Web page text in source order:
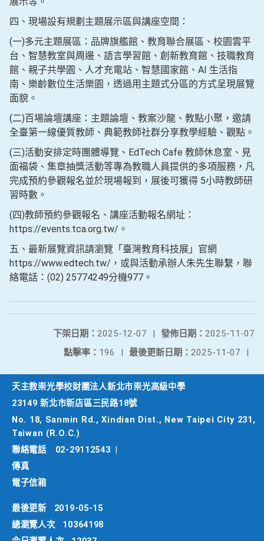
四、現場設有規劃主題展示區與講座空間：
(一)多元主題展區：品牌旗艦館、教育聯合展區、校園雲平
台、智慧教室與周邊、語言學習館、創新教育館、技職教育
館、親子共學園、人才充電站、智慧國家館、AI 生活指
南、樂齡數位生活樂園，透過用主題式分區的方式呈現展覽
面貌。
(二)百場論壇講座：主題論壇、教案沙龍、教點小聚，邀請
全臺第一線優質教師、典範教師社群分享教學經驗、觀點。
(三)活動安排定時團體導覽、EdTech Cafe 教師休息室、見
面福袋、集章抽獎活動等專為教職人員提供的多項服務，凡
完成預約參觀報名並於現場報到，展後可獲得 5小時教師研
習時數。
(四)教師預約參觀報名、講座活動報名網址：
https://events.tca.org.tw/。
五、最新展覽資訊請瀏覽「臺灣教育科技展」官網
https://www.edtech.tw/，或與活動承辦人朱先生聯繫，聯
絡電話：(02) 25774249分機977。
發佈日期： 2025-11-07
下架日期： 2025-12-07
|
最後更新日期： 2025-11-07 |
點擊率： 196 |
天主教崇光學校財團法人新北市崇光高級中學
23149 新北市新店區三民路18號
No. 18, Sanmin Rd., Xindian Dist., New Taipei City 231,
Taiwan (R.O.C.)
聯絡電話
02-29112543
傳真
電子信箱
最後更新
2019-05-15
總瀏覽人次
10364198